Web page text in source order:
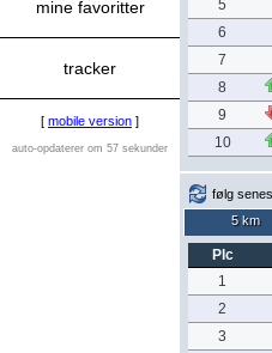
mine favoritter
tracker
[ mobile version ]
auto-opdaterer om 57 sekunder
5
6
7
8
9
10
følg
5 km
Plc
1
2
3